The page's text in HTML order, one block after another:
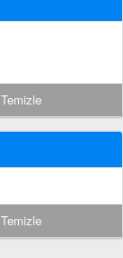
Temizle
Temizle